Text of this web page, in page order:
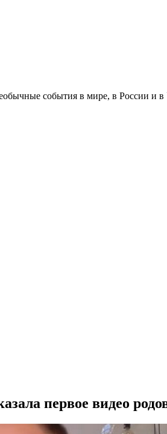
события в мире, в России и в
первое видео